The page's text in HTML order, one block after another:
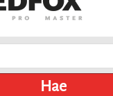
Hae